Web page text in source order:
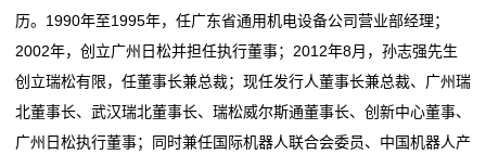
历。1990年至1995年，任广东省通用机电设备公司营业部经理；
2002年，创立广州日松并担任执行董事；2012年8月，孙志强先生
创立瑞松有限，任董事长兼总裁；现任发行人董事长兼总裁、广州瑞
北董事长、武汉瑞北董事长、瑞松威尔斯通董事长、创新中心董事、
广州日松执行董事；同时兼任国际机器人联合会委员、中国机器人产